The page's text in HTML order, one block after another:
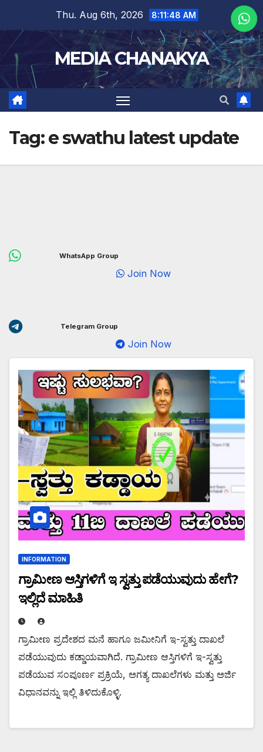
Thu. Aug 6th, 2026 8:11:49 AM
MEDIA CHANAKYA
Tag:e swathu latest update
WhatsApp Group
Join Now
Telegram Group
Join Now
INFORMATION
ಗ್ರಾಮೀಣ ಆಸ್ತಿಗಳಿಗೆ ಇ ಸ್ವತ್ತು ಪಡೆಯುವುದು ಹೇಗೆ?
ಇಲ್ಲಿದೆ ಮಾಹಿತಿ
ಗ್ರಾಮೀಣ ಪ್ರದೇಶದ ಮನೆ ಹಾಗೂ ಜಮೀನಿಗೆ ಇ-ಸ್ವತ್ತು ದಾಖಲೆ
ಪಡೆಯುವುದು ಕಡ್ಡಾಯವಾಗಿದೆ. ಗ್ರಾಮೀಣ ಆಸ್ತಿಗಳಿಗೆ ಇ-ಸ್ವತ್ತು
ಪಡೆಯುವ ಸಂಪೂರ್ಣ ಪ್ರಕ್ರಿಯೆ, ಅಗತ್ಯ ದಾಖಲೆಗಳು ಮತ್ತು ಅರ್ಜಿ
ವಿಧಾನವನ್ನು ಇಲ್ಲಿ ತಿಳಿದುಕೊಳ್ಳಿ.